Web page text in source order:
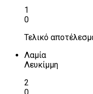
1
0
Τελικό
Λαμία
Λευκίμμη
2